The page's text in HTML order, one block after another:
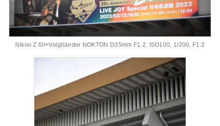
Nikon Z 6II+Voigtlander NOKTON D35mm F1.2, ISO100, 1/200, F1.2